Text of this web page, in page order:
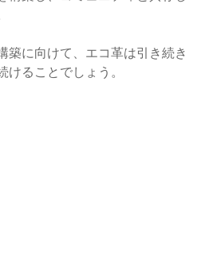
築に向けて、エコ革は引き続き
ることでしょう。